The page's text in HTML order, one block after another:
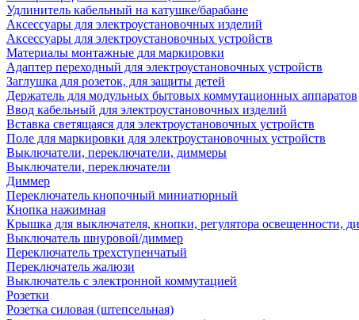
Удлинитель кабельный на катушке/барабане
Аксессуары для электроустановочных изделий
Аксессуары для электроустановочных устройств
Материалы монтажные для маркировки
Адаптер переходный для электроустановочных устройств
Заглушка для розеток, для защиты детей
Держатель для модульных бытовых коммутационных аппаратов
Ввод кабельный для электроустановочных изделий
Вставка светящаяся для электроустановочных устройств
Поле для маркировки для электроустановочных устройств
Выключатели, переключатели, диммеры
Выключатели, переключатели
Диммер
Переключатель кнопочный миниатюрный
Кнопка нажимная
Крышка для выключателя, кнопки, регулятора освещенности,
Выключатель шнуровой/диммер
Переключатель трехступенчатый
Переключатель жалюзи
Выключатель с электронной коммутацией
Розетки
Розетка силовая (штепсельная)